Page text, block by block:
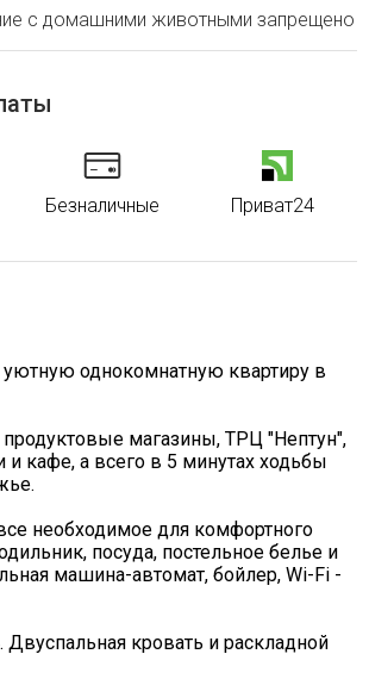
с домашними животными запрещено
Безналичные Приват24
однокомнатную квартиру в
продуктовые магазины, ТРЦ "Нептун",
и кафе, а всего в 5 минутах ходьбы
необходимое для комфортного
посуда, постельное белье и
машина-автомат, бойлер, Wi-Fi -
кровать и раскладной